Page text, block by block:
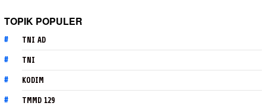
TOPIK POPULER
TNI AD
TNI
KODIM
TMMD 129